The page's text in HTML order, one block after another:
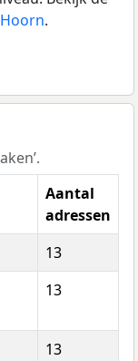
.
Aantal
adressen
13
13
13